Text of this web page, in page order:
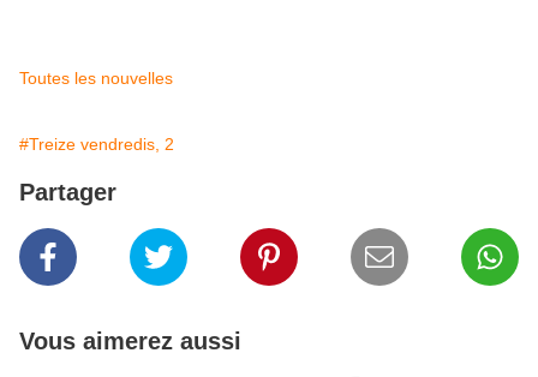
Toutes les nouvelles
#Treize vendredis, 2
Partager
Vous aimerez aussi